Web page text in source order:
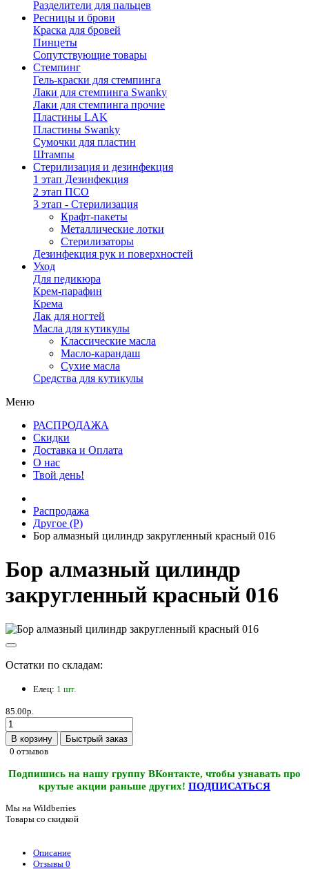
Разделители для пальцев
Ресницы и брови
Краска для бровей
Пинцеты
Сопутствующие товары
Стемпинг
Гель-краски для стемпинга
Лаки для стемпинга Swanky
Лаки для стемпинга прочие
Пластины LAK
Пластины Swanky
Сумочки для пластин
Штампы
Стерилизация и дезинфекция
1 этап Дезинфекция
2 этап ПСО
3 этап - Стерилизация
Крафт-пакеты
Металлические лотки
Стерилизаторы
Дезинфекция рук и поверхностей
Уход
Для педикюра
Крем-парафин
Крема
Лак для ногтей
Масла для кутикулы
Классические масла
Масло-карандаш
Сухие масла
Средства для кутикулы
Меню
РАСПРОДАЖА
Скидки
Доставка и Оплата
О нас
Твой день!
Распродажа
Другое (Р)
Бор алмазный цилиндр закругленный красный 016
Бор алмазный цилиндр
закругленный красный 016
Остатки по складам:
Елец: 1 шт.
85.00р.
В корзину
Быстрый заказ
0 отзывов
Подпишись на нашу группу ВКонтакте, чтобы узнавать про
крутые акции раньше других! ПОДПИСАТЬСЯ
Мы на Wildberries
Товары со скидкой
Описание
Отзывы 0